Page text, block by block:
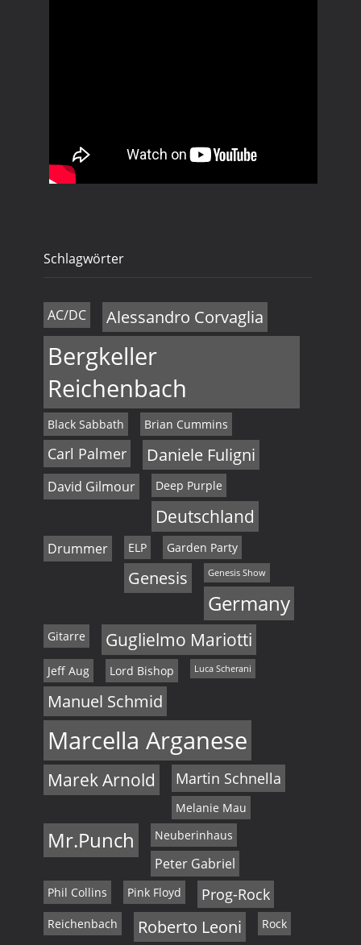
Schlagwörter
AC/DC Alessandro Corvaglia
Bergkeller
Reichenbach
Black Sabbath Brian Cummins
Carl Palmer Daniele Fuligni
David Gilmour Deep Purple
Deutschland
Drummer ELP Garden Party
Genesis Genesis Show
Germany
Gitarre Guglielmo Mariotti
Jeff Aug Lord Bishop Luca Scherani
Manuel Schmid
Marcella Arganese
Marek Arnold Martin Schnella
Melanie Mau
Mr.Punch Neuberinhaus
Peter Gabriel
Phil Collins Pink Floyd Prog-Rock
Reichenbach Roberto Leoni Rock